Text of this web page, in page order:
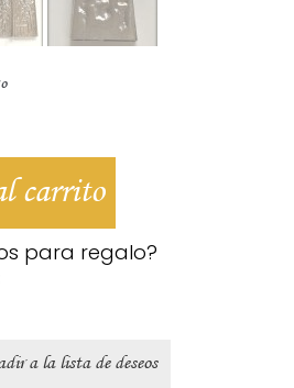
carrito
para regalo?
a la lista de deseos